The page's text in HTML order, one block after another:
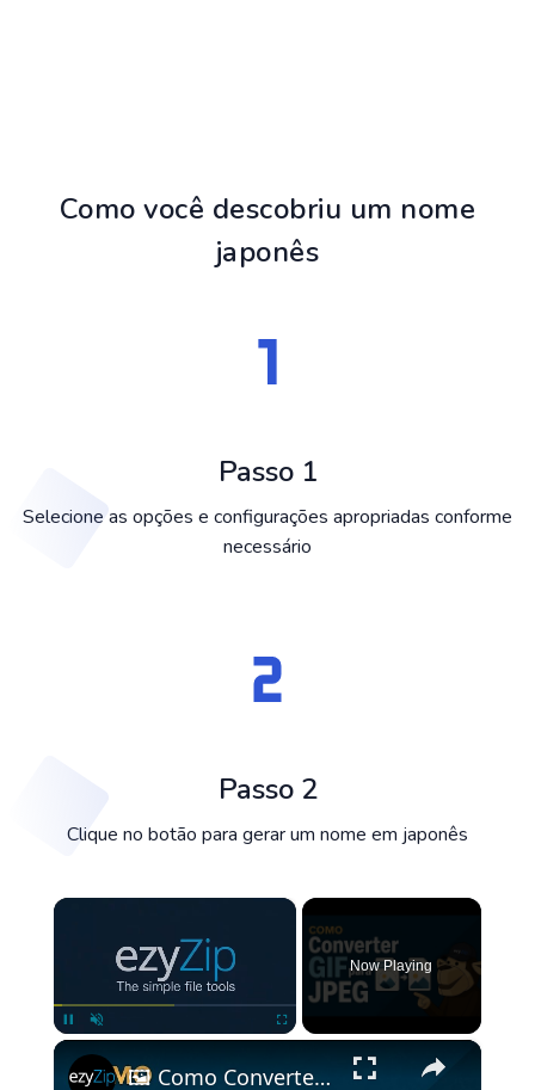
Como você descobriu um nome
japonês
Passo 1
Selecione as opções e configurações apropriadas conforme
necessário
Passo 2
Clique no botão para gerar um nome em japonês
×
Now Playing
×
🖼️ Como Converter GIF para JPEG Online Grátis | Sem Necessidade de Instalar Software